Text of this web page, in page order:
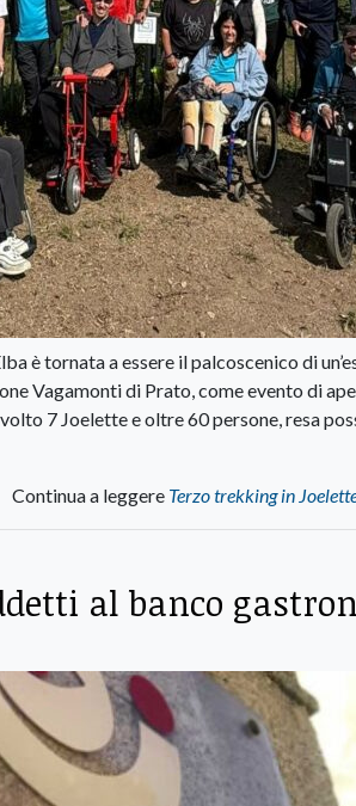
è tornata a essere il palcoscenico di
Vagamonti di Prato, come evento di
7 Joelette e oltre 60 persone, resa
Continua a leggere Terzo trekking in
al banco